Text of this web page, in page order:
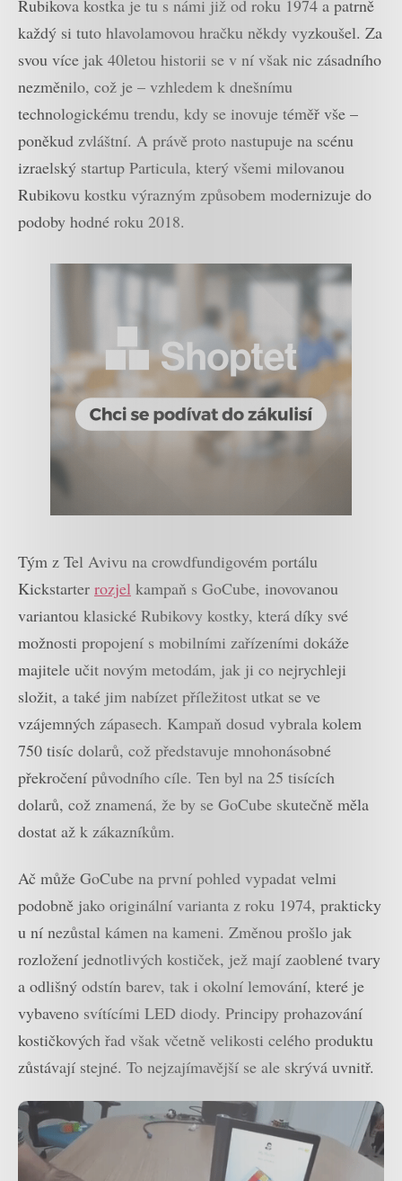
Rubikova kostka je tu s námi již od roku 1974 a patrně
každý si tuto hlavolamovou hračku někdy vyzkoušel. Za
svou více jak 40letou historii se v ní však nic zásadního
nezměnilo, což je – vzhledem k dnešnímu
technologickému trendu, kdy se inovuje téměř vše –
poněkud zvláštní. A právě proto nastupuje na scénu
izraelský startup Particula, který všemi milovanou
Rubikovu kostku výrazným způsobem modernizuje do
podoby hodné roku 2018.
Tým z Tel Avivu na crowdfundigovém portálu
Kickstarter rozjel kampaň s GoCube, inovovanou
variantou klasické Rubikovy kostky, která díky své
možnosti propojení s mobilními zařízeními dokáže
majitele učit novým metodám, jak ji co nejrychleji
složit, a také jim nabízet příležitost utkat se ve
vzájemných zápasech. Kampaň dosud vybrala kolem
750 tisíc dolarů, což představuje mnohonásobné
překročení původního cíle. Ten byl na 25 tisících
dolarů, což znamená, že by se GoCube skutečně měla
dostat až k zákazníkům.
Ač může GoCube na první pohled vypadat velmi
podobně jako originální varianta z roku 1974, prakticky
u ní nezůstal kámen na kameni. Změnou prošlo jak
rozložení jednotlivých kostiček, jež mají zaoblené tvary
a odlišný odstín barev, tak i okolní lemování, které je
vybaveno svítícími LED diody. Principy prohazování
kostičkových řad však včetně velikosti celého produktu
zůstávají stejné. To nejzajímavější se ale skrývá uvnitř.